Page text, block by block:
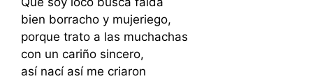
bien borracho y mujeriego,
porque trato a las muchachas
con un cariño sincero,
así nací así me criaron